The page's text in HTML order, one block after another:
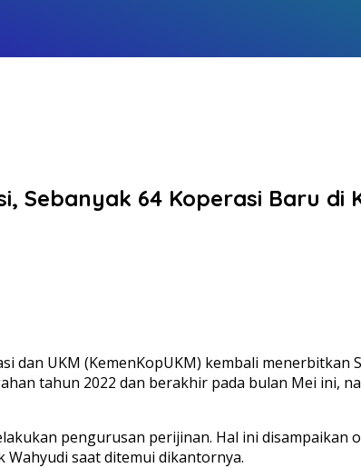
Sebanyak 64 Koperasi Baru di
dan UKM (KemenKopUKM) kembali
tahun 2022 dan berakhir pada bulan Mei ini,
pengurusan perijinan. Hal ini disampaikan
Wahyudi saat ditemui dikantornya.